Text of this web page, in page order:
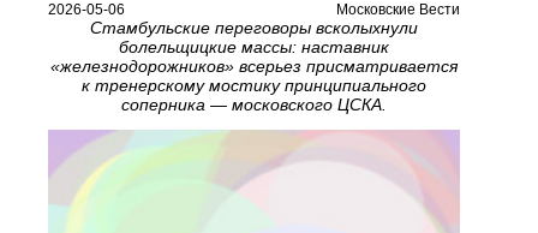
2026-05-06 Московские Вести
Стамбульские переговоры всколыхнули
болельщицкие массы: наставник
«железнодорожников» всерьез присматривается
к тренерскому мостику принципиального
соперника — московского ЦСКА.